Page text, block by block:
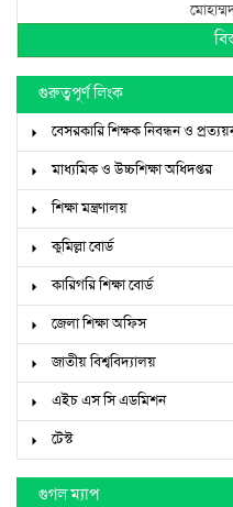
গুরুত্বপূর্ণ লিংক
বেসরকারি শিক্ষক নিবন্ধন ও
মাধ্যমিক ও উচ্চশিক্ষা অধিদপ্তর
শিক্ষা মন্ত্রণালয়
কুমিল্লা বোর্ড
কারিগরি শিক্ষা বোর্ড
জেলা শিক্ষা অফিস
জাতীয় বিশ্ববিদ্যালয়
এইচ এস সি এডমিশন
টেস্ট
গুগল ম্যাপ